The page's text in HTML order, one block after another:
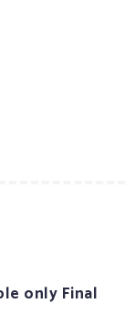
only Final